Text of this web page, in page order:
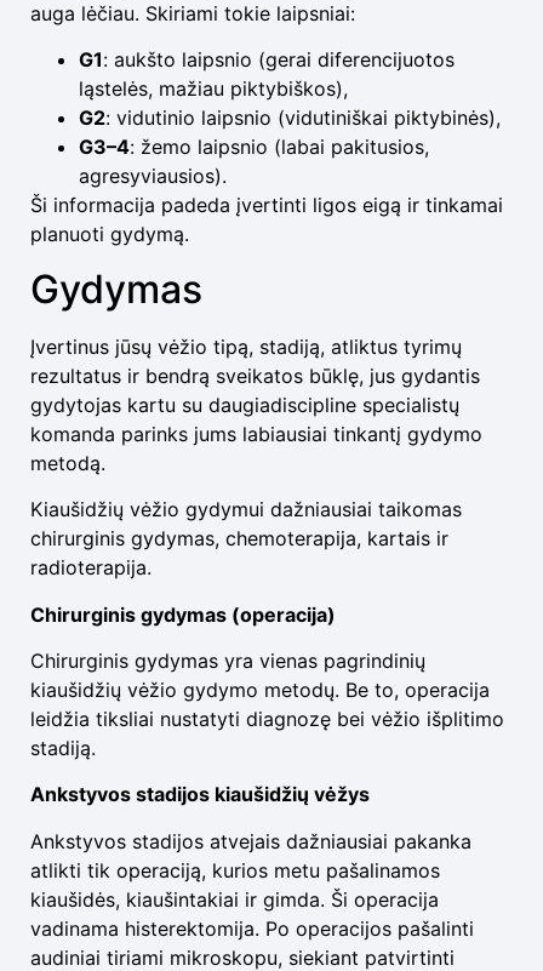
auga lėčiau. Skiriami tokie laipsniai:
G1: aukšto laipsnio (gerai diferencijuotos
ląstelės, mažiau piktybiškos),
G2: vidutinio laipsnio (vidutiniškai piktybinės),
G3–4: žemo laipsnio (labai pakitusios,
agresyviausios).
Ši informacija padeda įvertinti ligos eigą ir tinkamai
planuoti gydymą.
Gydymas
Įvertinus jūsų vėžio tipą, stadiją, atliktus tyrimų
rezultatus ir bendrą sveikatos būklę, jus gydantis
gydytojas kartu su daugiadiscipline specialistų
komanda parinks jums labiausiai tinkantį gydymo
metodą.
Kiaušidžių vėžio gydymui dažniausiai taikomas
chirurginis gydymas, chemoterapija, kartais ir
radioterapija.
Chirurginis gydymas (operacija)
Chirurginis gydymas yra vienas pagrindinių
kiaušidžių vėžio gydymo metodų. Be to, operacija
leidžia tiksliai nustatyti diagnozę bei vėžio išplitimo
stadiją.
Ankstyvos stadijos kiaušidžių vėžys
Ankstyvos stadijos atvejais dažniausiai pakanka
atlikti tik operaciją, kurios metu pašalinamos
kiaušidės, kiaušintakiai ir gimda. Ši operacija
vadinama histerektomija. Po operacijos pašalinti
audiniai tiriami mikroskopu, siekiant patvirtinti